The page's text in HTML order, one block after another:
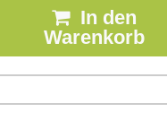
In den
Warenkorb